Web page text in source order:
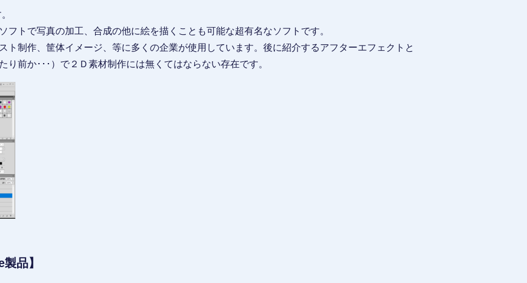
フトで写真の加工、合成の他に絵を描くことも可能な超有名なソフトです。
ト制作、筐体イメージ、等に多くの企業が使用しています。後に紹介するアフターエフェクトと
り前か･･･）で２Ｄ素材制作には無くてはならない存在です。
品】